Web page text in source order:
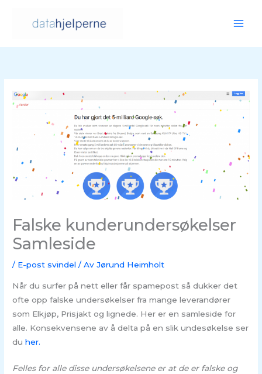
innholdet
Falske kunderundersøkelser
Samleside
/ E-post svindel / Av Jørund Heimholt
Når du surfer på nett eller får spamepost så dukker det
ofte opp falske undersøkelser fra mange leverandører
som Elkjøp, Prisjakt og lignede. Her er en samleside for
alle. Konsekvensene av å delta på en slik undesøkelse ser
duher.
Felles for alle disse undersøkelsene er at de er falske og